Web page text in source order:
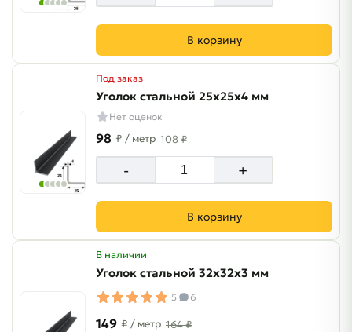
В корзину
Под заказ
Уголок стальной 25х25х4 мм
Нет оценок
98 ₽ / метр 108 ₽
- +
В корзину
В наличии
Уголок стальной 32х32х3 мм
5 6
149 ₽ / метр 164 ₽